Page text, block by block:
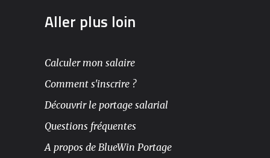
Aller plus loin
Calculer mon salaire
Comment s'inscrire ?
Découvrir le portage salarial
Questions fréquentes
A propos de BlueWin Portage